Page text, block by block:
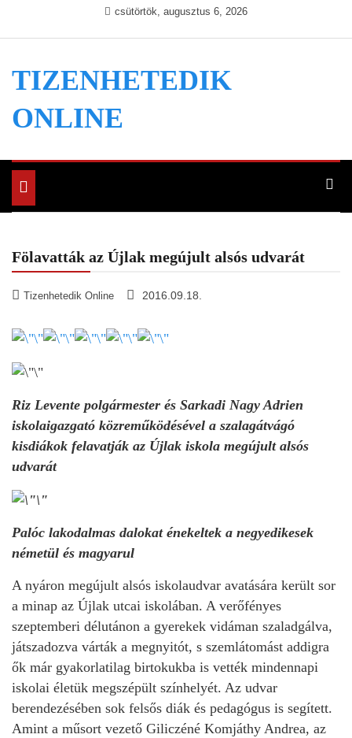
csütörtök, augusztus 6, 2026
TIZENHETEDIK
ONLINE
Toggle
navigation
Fölavatták az Újlak megújult alsós udvarát
Tizenhetedik Online 2016.09.18.
Riz Levente polgármester és Sarkadi Nagy Adrien
iskolaigazgató közreműködésével a szalagátvágó
kisdiákok felavatják az Újlak iskola megújult alsós
udvarát
Palóc lakodalmas dalokat énekeltek a negyedikesek
németül és magyarul
A nyáron megújult alsós iskolaudvar avatására került sor
a minap az Újlak utcai iskolában. A verőfényes
szeptemberi délutánon a gyerekek vidáman szaladgálva,
játszadozva várták a megnyitót, s szemlátomást addigra
ők már gyakorlatilag birtokukba is vették mindennapi
iskolai életük megszépült színhelyét. Az udvar
berendezésében sok felsős diák és pedagógus is segített.
Amint a műsort vezető Giliczéné Komjáthy Andrea, az